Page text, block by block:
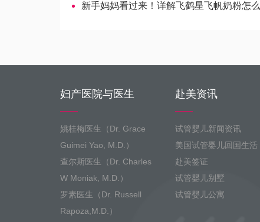
新手妈妈看过来！详解飞鹤星飞帆奶粉怎
妇产医院与医生
姚桂梅医生（Dr. Grace
Guimei Yao, M.D.）
查尔斯医生（Dr. Charles
W Moniak, M.D.）
罗素医生（Dr. Russell
Rapoza,M.D.）
赴美资讯
试管婴儿新闻资讯
美国试管婴儿回国生活
赴美签证
试管婴儿别墅
试管婴儿公寓